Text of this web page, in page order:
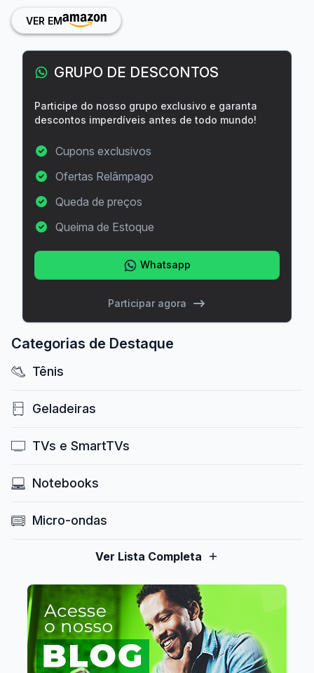
VER EM
GRUPO DE DESCONTOS
Participe do nosso grupo exclusivo e garanta
descontos imperdíveis antes de todo mundo!
Cupons exclusivos
Ofertas Relâmpago
Queda de preços
Queima de Estoque
Whatsapp
Participar agora
Categorias de Destaque
Tênis
Geladeiras
TVs e SmartTVs
Notebooks
Micro-ondas
Ver Lista Completa